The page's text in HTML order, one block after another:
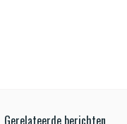
Gerelateerde berichten